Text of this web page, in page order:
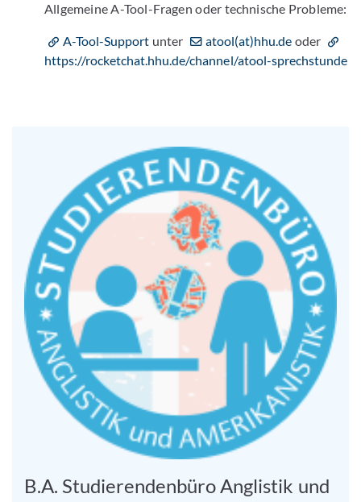
Allgemeine A-Tool-Fragen oder technische Probleme:
A-Tool-Support unter atool(at)hhu.de oder
https://rocketchat.hhu.de/channel/atool-sprechstunde
B.A. Studierendenbüro Anglistik und